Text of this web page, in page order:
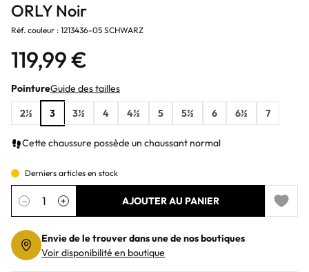
ORLY Noir
Réf. couleur : 1213436-05 SCHWARZ
119,99 €
PointureGuide des tailles
2½
3 3½ 4 4½ 5 5½ 6 6½ 7
Cette chaussure possède un chaussant normal
Derniers articles en stock
Quantité
− + AJOUTER AU PANIER
Add to
Envie de le trouver dans une de nos boutiques
Voir disponibilité en boutique